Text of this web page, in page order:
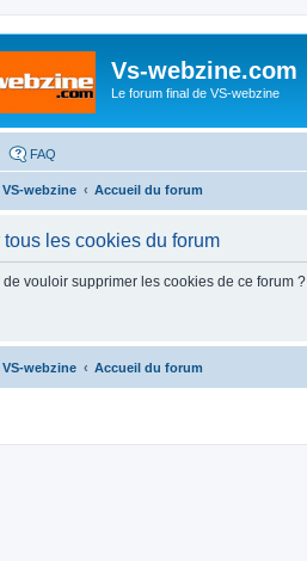
Vs-webzine.com
Le forum final de VS-webzine
FAQ
webzine Accueil du forum
tous les cookies du forum
de vouloir supprimer les cookies de ce forum ?
webzine Accueil du forum